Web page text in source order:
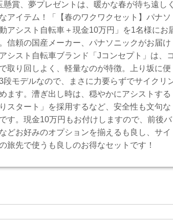
懸賞、夢プレゼントは、暖かな春が待ち遠しく
アイテム！「【春のワクワクセット】パナソ
アシスト自転車＋現金10万円」を1名様にお
信頼の国産メーカー、パナソニックがお届け
シスト自転車ブランド「Jコンセプト」は、コ
取り回しよく、軽量なのが特徴。上り坂に便
段モデルなので、まさに力要らずでサイクリ
ます。漕ぎ出し時は、穏やかにアシストする
りスタート」を採用するなど、安全性も文句な
す。現金10万円もお付けしますので、前後バ
どお好みのオプションを揃えるも良し、サイ
旅先で使うも良しのお得なセットです！